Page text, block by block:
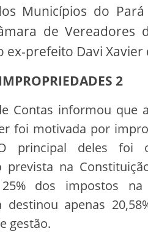
Municípios do Pará
de Vereadores
ex-prefeito Davi Xavier
2
Contas informou que
foi motivada por
principal deles foi
prevista na
dos impostos
destinou apenas
gestão.